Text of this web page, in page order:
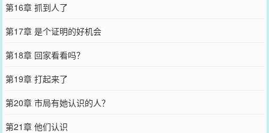
第16章 抓到人了
第17章 是个证明的好机会
第18章 回家看看吗？
第19章 打起来了
第20章 市局有她认识的人？
第21章 他们认识